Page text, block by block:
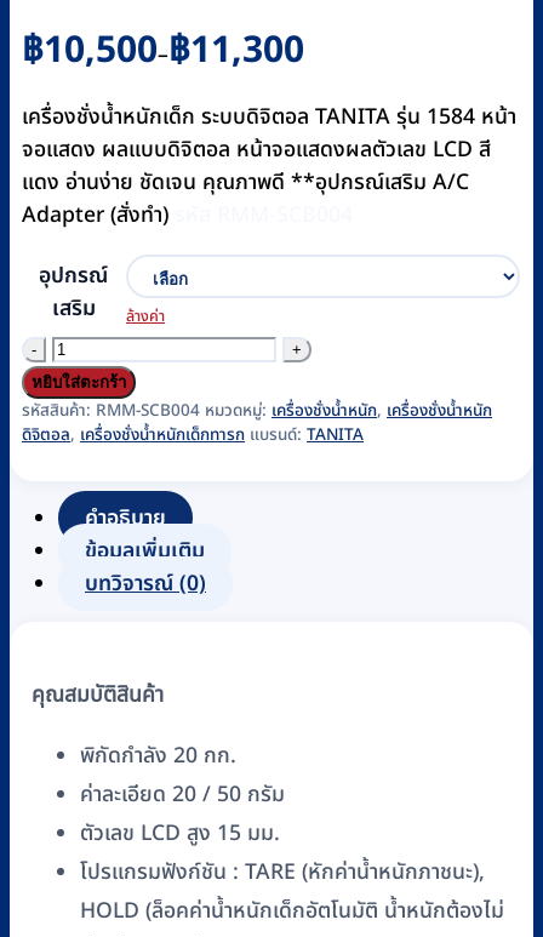
฿10,500–฿11,300
Price
range:
฿10,500
through
฿11,300
เครื่องชั่งน้ำหนักเด็ก ระบบดิจิตอล TANITA รุ่น 1584 หน้า
จอแสดง ผลแบบดิจิตอล หน้าจอแสดงผลตัวเลข LCD สี
แดง อ่านง่าย ชัดเจน คุณภาพดี **อุปกรณ์เสริม A/C
Adapter (สั่งทำ)
อุปกรณ์
เสริม
ล้างค่า
จำนวน
เครื่อง
ชั่ง
น้ำ
เด็ก
ระบบ
ดิจิตอล
ชิ้น
หยิบใส่ตะกร้า
รหัสสินค้า: RMM-SCB004 หมวดหมู่: เครื่องชั่งน้ำหนัก, เครื่องชั่งน้ำหนัก
ดิจิตอล, เครื่องชั่งน้ำหนักเด็กทารก แบรนด์: TANITA
คำอธิบาย
ข้อมูลเพิ่มเติม
บทวิจารณ์ (0)
คุณสมบัติสินค้า
พิกัดกำลัง 20 กก.
ค่าละเอียด 20 / 50 กรัม
ตัวเลข LCD สูง 15 มม.
โปรแกรมฟังก์ชัน : TARE (หักค่าน้ำหนักภาชนะ),
HOLD (ล็อคค่านํ้าหนักเด็กอัตโนมัติ น้ำหนักต้องไม่